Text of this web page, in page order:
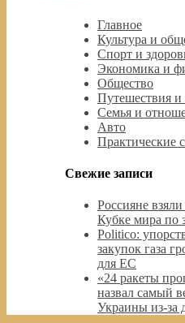
Главное
Культура и
Спорт и
Экономика и
Общество
Путешествия и
Семья и
Авто
Практические
Свежие записи
Россияне
Кубке мира по
Politico:
закупок газа
для ЕС
«24 ракеты
назвал самый
Украины из-за